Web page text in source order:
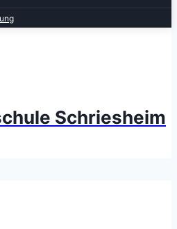
Schriesheim